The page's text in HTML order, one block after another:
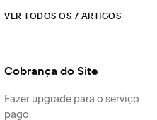
VER TODOS OS 7 ARTIGOS
Cobrança do Site
Fazer upgrade para o serviço
pago